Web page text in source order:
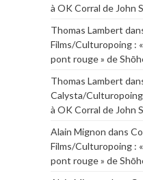
à OK Corral de John
Thomas Lambert
Films/Culturopoing :
pont rouge » de
Thomas Lambert
Calysta/
à OK Corral de John
Alain Mignon dans
Films/Culturopoing :
pont rouge » de